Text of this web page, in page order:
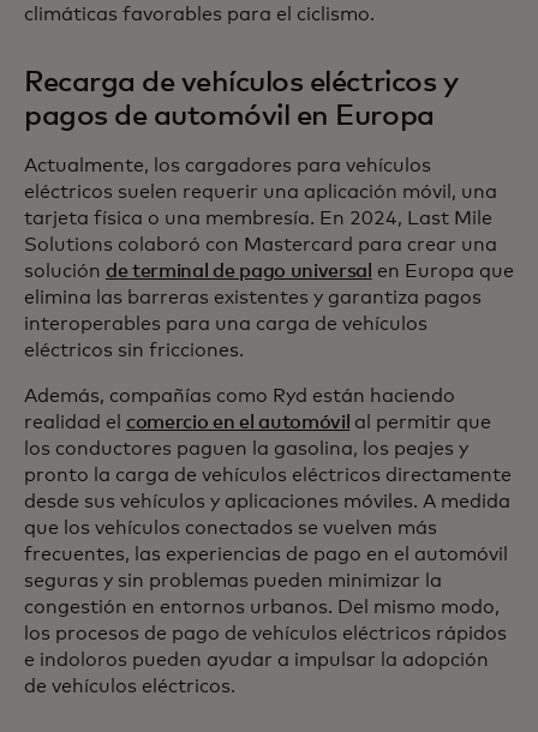
climáticas favorables para el ciclismo.
Recarga de vehículos eléctricos y
pagos de automóvil en Europa
Actualmente, los cargadores para vehículos
eléctricos suelen requerir una aplicación móvil, una
tarjeta física o una membresía. En 2024, Last Mile
Solutions colaboró con Mastercard para crear una
solución de terminal de pago universal
en Europa que
elimina las barreras existentes y garantiza pagos
interoperables para una carga de vehículos
eléctricos sin fricciones.
Además, compañías como Ryd están haciendo
realidad el comercio en el automóvil al permitir que
los conductores paguen la gasolina, los peajes y
pronto la carga de vehículos eléctricos directamente
desde sus vehículos y aplicaciones móviles. A medida
que los vehículos conectados se vuelven más
frecuentes, las experiencias de pago en el automóvil
seguras y sin problemas pueden minimizar la
congestión en entornos urbanos. Del mismo modo,
los procesos de pago de vehículos eléctricos rápidos
e indoloros pueden ayudar a impulsar la adopción
de vehículos eléctricos.